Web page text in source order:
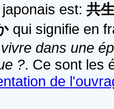
est: 共
qui signifie en
dans une
?. Ce sont les
de